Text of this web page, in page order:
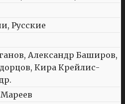
Русские
Александр Баширов,
Кира Крейлис-